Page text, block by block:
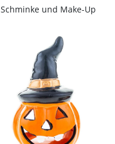
Schminke und Make-Up